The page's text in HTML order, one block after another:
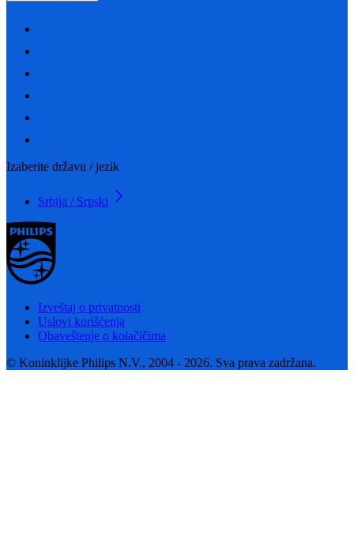
Izaberite državu / jezik
Srbija / Srpski
Izveštaj o privatnosti
Uslovi korišćenja
Obaveštenje o kolačičima
© Koninklijke Philips N.V., 2004 - 2026. Sva prava zadržana.